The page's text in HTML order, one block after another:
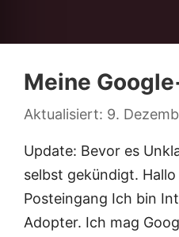
Meine
9.
Update: Bevor es
selbst gekündigt.
Posteingang Ich bin
Adopter. Ich mag